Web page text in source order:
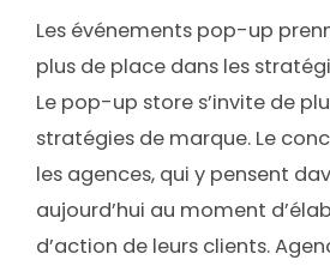
Les événements pop-up
plus de place dans les
Le pop-up store s’invite de
stratégies de marque. Le
les agences, qui y pensent
aujourd’hui au moment
d’action de leurs clients.